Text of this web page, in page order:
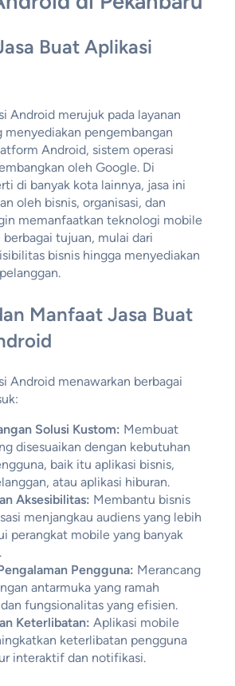
Buat Aplikasi
Android merujuk pada layanan
menyediakan pengembangan
Android, sistem operasi
oleh Google. Di
di banyak kota lainnya, jasa ini
oleh bisnis, organisasi, dan
memanfaatkan teknologi mobile
tujuan, mulai dari
bisnis hingga menyediakan
Manfaat Jasa Buat
Android menawarkan berbagai
Solusi Kustom: Membuat
disesuaikan dengan kebutuhan
baik itu aplikasi bisnis,
atau aplikasi hiburan.
Aksesibilitas: Membantu bisnis
menjangkau audiens yang lebih
perangkat mobile yang banyak
Pengguna: Merancang
antarmuka yang ramah
fungsionalitas yang efisien.
Keterlibatan: Aplikasi mobile
keterlibatan pengguna
interaktif dan notifikasi.